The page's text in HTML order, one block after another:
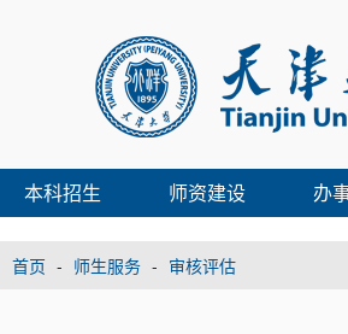
本科招生 师资建设 办
首页 - 师生服务 - 审核评估